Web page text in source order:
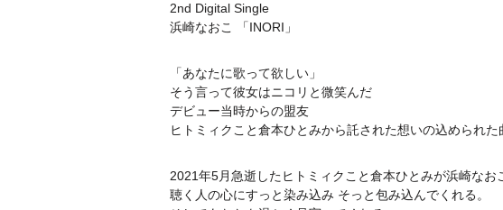
2nd Digital Single
浜崎なおこ 「INORI」
「あなたに歌って欲しい」
そう言って彼女はニコリと微笑んだ
デビュー当時からの盟友
ヒトミィクこと倉本ひとみから託された想いの込められた
2021年5月急逝したヒトミィクこと倉本ひとみが浜崎なお
聴く人の心にすっと染み込み そっと包み込んでくれる。